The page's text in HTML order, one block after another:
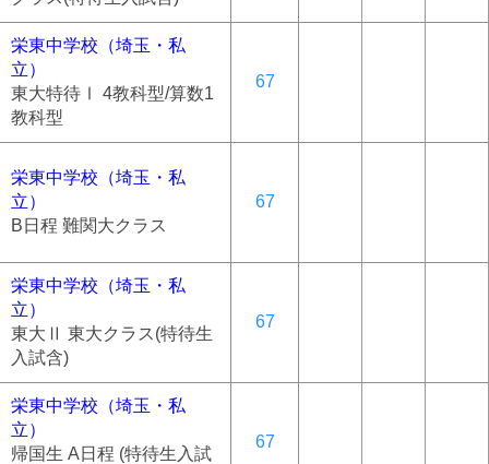
栄東中学校（埼玉・私
立）
東大特待Ⅰ 4教科型/算数1
教科型
67
栄東中学校（埼玉・私
立）
B日程 難関大クラス
67
栄東中学校（埼玉・私
立）
東大Ⅱ 東大クラス(特待生
入試含)
67
栄東中学校（埼玉・私
立）
帰国生 A日程 (特待生入試
67